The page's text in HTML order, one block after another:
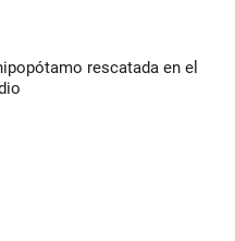
rescatada en el